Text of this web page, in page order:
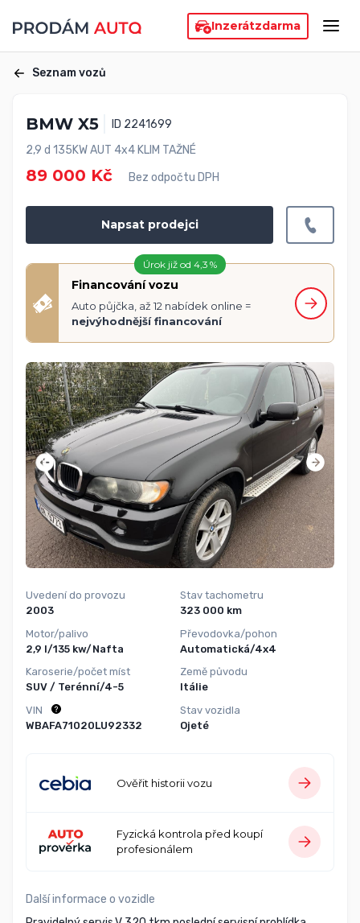
Inzerátzdarma
Seznam vozů
BMW X5
ID 2241699
2,9 d 135KW AUT 4x4 KLIM TAŽNÉ
89 000 Kč Bez odpočtu DPH
Napsat prodejci
Úrok již od 4,3 %
Financování vozu
Auto půjčka, až 12 nabídek online =
nejvýhodnější financování
Uvedení do provozu
2003
Motor/palivo
2,9 l/135 kw/Nafta
Karoserie/počet míst
SUV / Terénní/4-5
Stav tachometru
323 000 km
Převodovka/pohon
Automatická/4x4
Země původu
Itálie
VIN
WBAFA71020LU92332
Stav vozidla
Ojeté
Ověřit historii vozu
Fyzická kontrola před koupí
profesionálem
Další informace o vozidle